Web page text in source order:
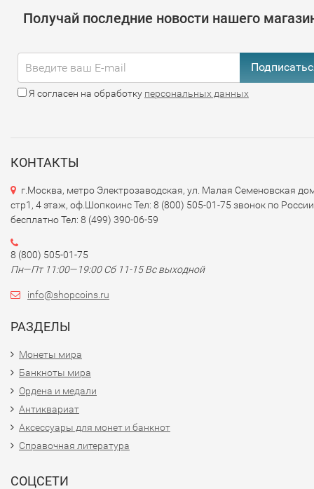
Получай последние новости нашего
Я согласен на обработку персональных данных
КОНТАКТЫ
г.Москва, метро Электрозаводская, ул. Малая Семеновская
стр1, 4 этаж, оф.Шопкоинс Тел: 8 (800) 505-01-75 звонок по России
бесплатно Тел: 8 (499) 390-06-59
8 (800) 505-01-75
Пн—Пт 11:00—19:00 Сб 11-15 Вс выходной
info@shopcoins.ru
РАЗДЕЛЫ
Монеты мира
Банкноты мира
Ордена и медали
Антиквариат
Аксессуары для монет и банкнот
Справочная литература
СОЦСЕТИ